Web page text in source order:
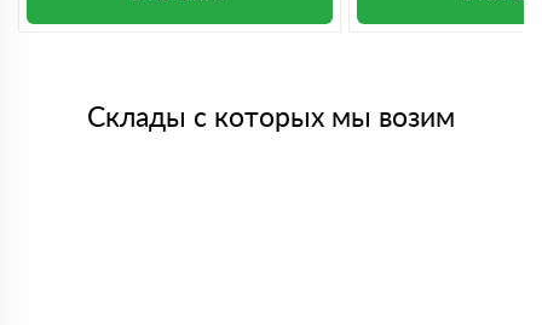
Склады с которых мы возим